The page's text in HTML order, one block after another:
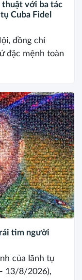
thuật với ba tác
Cuba Fidel
đồng chí
đặc mệnh toàn
tim người
của lãnh tụ
13/8/2026),